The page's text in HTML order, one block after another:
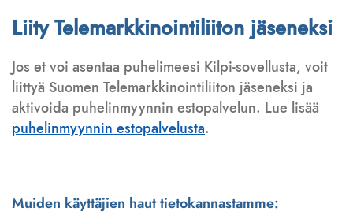
Liity Telemarkkinointiliiton jäseneksi
Jos et voi asentaa puhelimeesi Kilpi-sovellusta, voit
liittyä Suomen Telemarkkinointiliiton jäseneksi ja
aktivoida puhelinmyynnin estopalvelun. Lue lisää
puhelinmyynnin estopalvelusta.
Muiden käyttäjien haut tietokannastamme: